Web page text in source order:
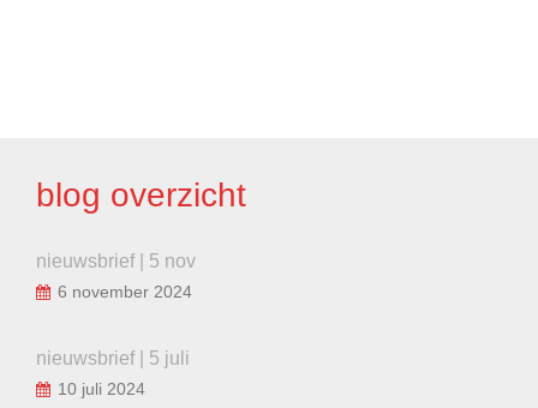
blog overzicht
nieuwsbrief | 5 nov
6 november 2024
nieuwsbrief | 5 juli
10 juli 2024